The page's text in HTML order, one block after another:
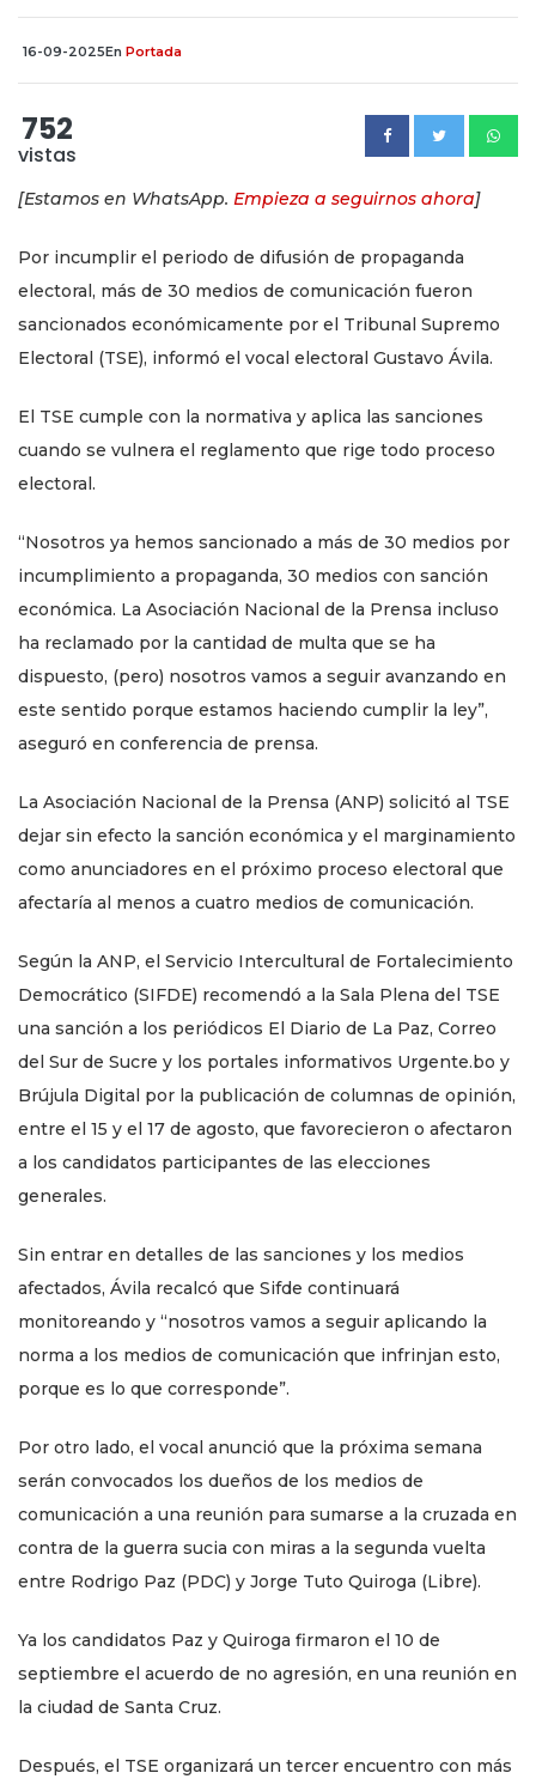
16-09-2025En Portada
752
vistas
[Estamos en WhatsApp. Empieza a seguirnos ahora]
Por incumplir el periodo de difusión de propaganda
electoral, más de 30 medios de comunicación fueron
sancionados económicamente por el Tribunal Supremo
Electoral (TSE), informó el vocal electoral Gustavo Ávila.
El TSE cumple con la normativa y aplica las sanciones
cuando se vulnera el reglamento que rige todo proceso
electoral.
“Nosotros ya hemos sancionado a más de 30 medios por
incumplimiento a propaganda, 30 medios con sanción
económica. La Asociación Nacional de la Prensa incluso
ha reclamado por la cantidad de multa que se ha
dispuesto, (pero) nosotros vamos a seguir avanzando en
este sentido porque estamos haciendo cumplir la ley”,
aseguró en conferencia de prensa.
La Asociación Nacional de la Prensa (ANP) solicitó al TSE
dejar sin efecto la sanción económica y el marginamiento
como anunciadores en el próximo proceso electoral que
afectaría al menos a cuatro medios de comunicación.
Según la ANP, el Servicio Intercultural de Fortalecimiento
Democrático (SIFDE) recomendó a la Sala Plena del TSE
una sanción a los periódicos El Diario de La Paz, Correo
del Sur de Sucre y los portales informativos Urgente.bo y
Brújula Digital por la publicación de columnas de opinión,
entre el 15 y el 17 de agosto, que favorecieron o afectaron
a los candidatos participantes de las elecciones
generales.
Sin entrar en detalles de las sanciones y los medios
afectados, Ávila recalcó que Sifde continuará
monitoreando y “nosotros vamos a seguir aplicando la
norma a los medios de comunicación que infrinjan esto,
porque es lo que corresponde”.
Por otro lado, el vocal anunció que la próxima semana
serán convocados los dueños de los medios de
comunicación a una reunión para sumarse a la cruzada en
contra de la guerra sucia con miras a la segunda vuelta
entre Rodrigo Paz (PDC) y Jorge Tuto Quiroga (Libre).
Ya los candidatos Paz y Quiroga firmaron el 10 de
septiembre el acuerdo de no agresión, en una reunión en
la ciudad de Santa Cruz.
Después, el TSE organizará un tercer encuentro con más